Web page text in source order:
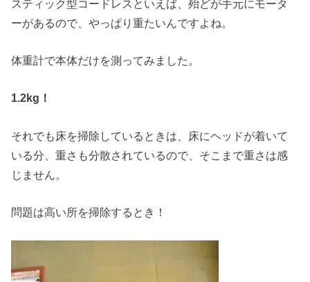
スティック型コードレスといえば、殆どが手元にモータ
ーがあるので、やっぱり重たいんですよね。
体重計で本体だけを測ってみました。
1.2kg！
それでも床を掃除しているときは、床にヘッドが着いて
いる分、重さも分散されているので、そこまで重さは感
じません。
問題は高い所を掃除するとき！